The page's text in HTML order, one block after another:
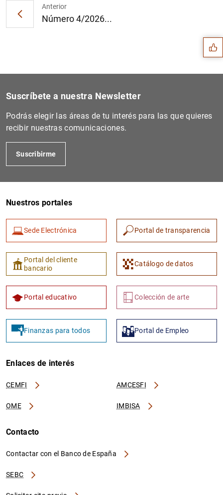
Anterior
Número 4/2026... Sugerencias
Suscríbete a nuestra Newsletter
Podrás elegir las áreas de tu interés para las que quieres
recibir nuestras comunicaciones.
Suscribirme
Nuestros portales
Sede Electrónica Portal de transparencia
Portal del cliente
bancario
Catálogo de datos
Portal educativo Colección de arte
Finanzas para todos Portal de Empleo
Enlaces de interés
CEMFI AMCESFI
OME IMBISA
Contacto
Contactar con el Banco de España
SEBC